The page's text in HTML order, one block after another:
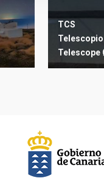
TCS
Telescope